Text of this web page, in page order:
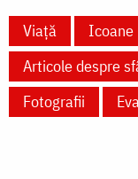
Viață Icoane
Articole despre
Fotografii